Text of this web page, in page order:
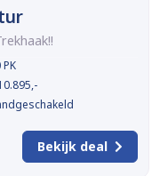
PK
Bekijk deal